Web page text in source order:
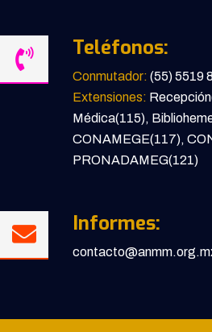
Teléfonos:
Conmutador: (55) 5519
Extensiones:
Médica(115),
CONAMEGE(117),
PRONADAMEG(121)
Informes: